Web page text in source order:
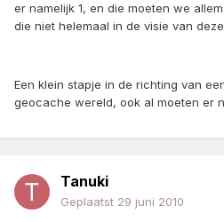
er namelijk 1, en die moeten we
die niet helemaal in de visie van
Een klein stapje in de richting van
geocache wereld, ook al moeten er
Tanuki
Geplaatst 29 juni 2010